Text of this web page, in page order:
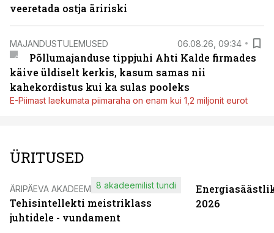
veeretada ostja äririski
MAJANDUSTULEMUSED 06.08.26, 09:34
Põllumajanduse tippjuhi Ahti Kalde firmades
käive üldiselt kerkis, kasum samas nii
kahekordistus kui ka sulas pooleks
E-Piimast laekumata piimaraha on enam kui 1,2 miljonit eurot
ÜRITUSED
ÄRIPÄEVA AKADEEMIA
Tehisintellekti meistriklass
juhtidele - vundament
8 akadeemilist tundi
2026